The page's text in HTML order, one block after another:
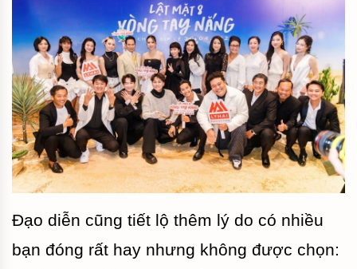
Đạo diễn cũng tiết lộ thêm lý do có nhiều
bạn đóng rất hay nhưng không được chọn: